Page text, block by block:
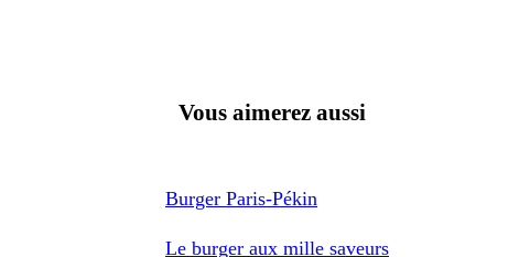
Vous aimerez aussi
Burger Paris-Pékin
Le burger aux mille saveurs